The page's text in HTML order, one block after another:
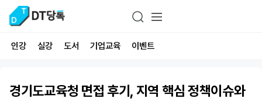
인강 실강 도서 기업교육 이벤트
경기도교육청 면접 후기, 지역 핵심 정책이슈와